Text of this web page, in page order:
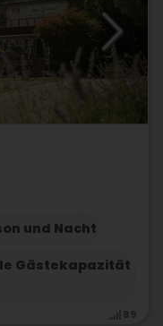
und Nacht
Gästekapazität